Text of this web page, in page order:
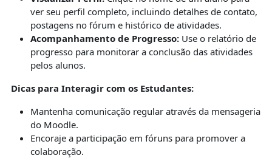
ver seu perfil completo, incluindo detalhes de contato,
postagens no fórum e histórico de atividades.
Acompanhamento de Progresso: Use o relatório de
progresso para monitorar a conclusão das atividades
pelos alunos.
Dicas para Interagir com os Estudantes:
Mantenha comunicação regular através da mensageria
do Moodle.
Encoraje a participação em fóruns para promover a
colaboração.